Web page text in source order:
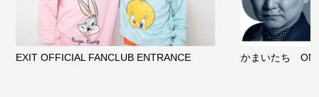
EXIT OFFICIAL FANCLUB ENTRANCE かまいたち